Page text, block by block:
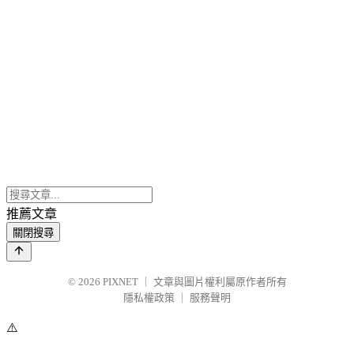
推薦文章
關閉搜尋
© 2026 PIXNET
文章與圖片權利屬原作者所有
隱私權政策
服務聲明
⚠️